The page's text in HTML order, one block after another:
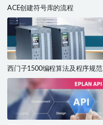
ACE创建符号库的流程
西门子1500编程算法及程序规范